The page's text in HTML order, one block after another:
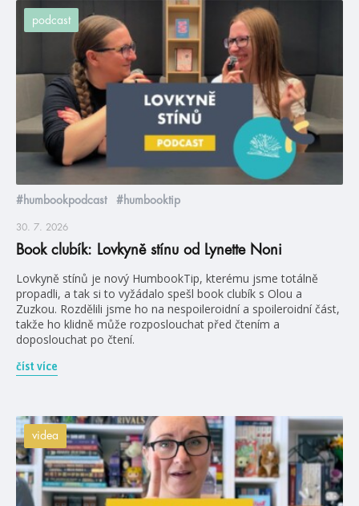
podcast
#humbookpodcast #humbooktip
30. 7. 2026
Book clubík: Lovkyně stínu od Lynette Noni
Lovkyně stínů je nový HumbookTip, kterému jsme totálně
propadli, a tak si to vyžádalo spešl book clubík s Olou a
Zuzkou. Rozdělili jsme ho na nespoileroidní a spoileroidní část,
takže ho klidně může rozposlouchat před čtením a
doposlouchat po čtení.
číst více
videa